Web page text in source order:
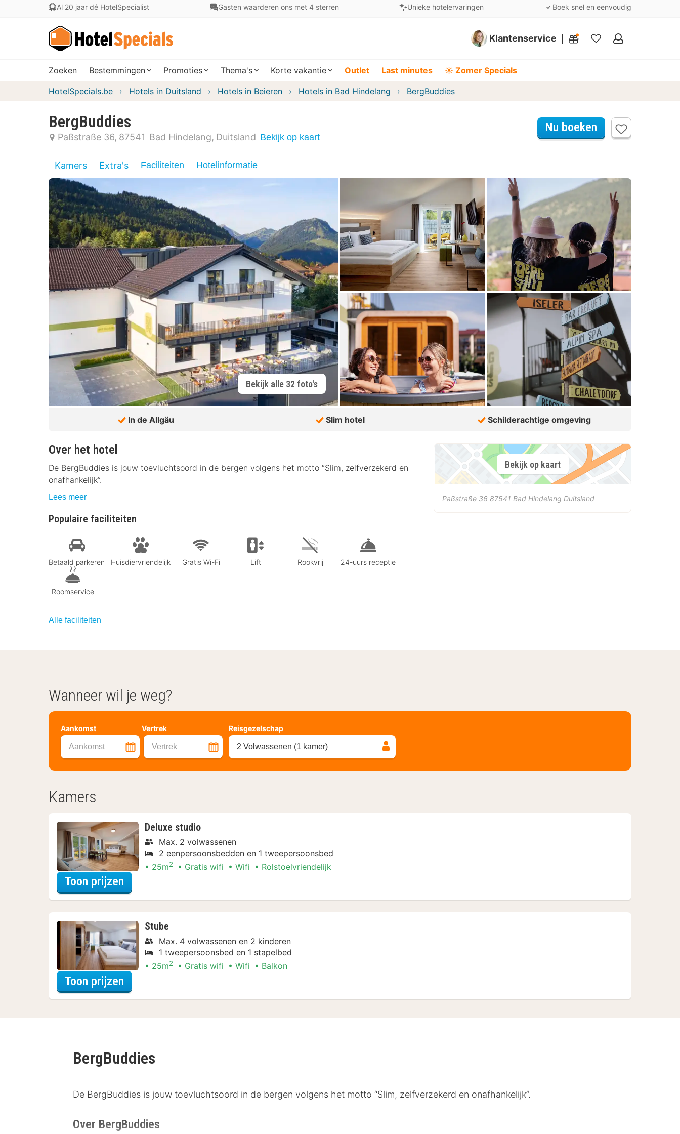
Al 20 jaar dé HotelSpecialist Gasten waarderen ons met 4 sterren Unieke hotelervaringen Boek snel en eenvoudig
Klantenservice
Mijn
Zoeken Bestemmingen Promoties Thema's Korte vakantie Outlet Last minutes ☀️ Zomer Specials
HotelSpecials.be Hotels in Duitsland Hotels in Beieren Hotels in Bad Hindelang BergBuddies
BergBuddies
Paßstraße 36 87541 Bad Hindelang Duitsland Bekijk op kaart
Nu boeken
Kamers Extra's Faciliteiten Hotelinformatie
Bekijk alle 32 foto's
In de Allgäu Slim hotel Schilderachtige omgeving
Over het hotel
De BergBuddies is jouw toevluchtsoord in de bergen volgens het motto “Slim, zelfverzekerd en
onafhankelijk”.
Lees meer
Populaire faciliteiten
Betaald parkeren Huisdiervriendelijk Gratis Wi-Fi Lift Rookvrij 24-uurs receptie
Roomservice
Alle faciliteiten
Bekijk op kaart
Paßstraße 36 87541 Bad Hindelang Duitsland
Wanneer wil je weg?
Aankomst Vertrek
Aankomst Vertrek
Reisgezelschap
2 Volwassenen (1 kamer)
Kamers
Deluxe studio
Max. 2 volwassenen
2 eenpersoonsbedden en 1 tweepersoonsbed
25m2 Gratis wifi Wifi Rolstoelvriendelijk
Toon prijzen
Stube
Max. 4 volwassenen en 2 kinderen
1 tweepersoonsbed en 1 stapelbed
25m2 Gratis wifi Wifi Balkon
Toon prijzen
BergBuddies
De BergBuddies is jouw toevluchtsoord in de bergen volgens het motto “Slim, zelfverzekerd en onafhankelijk”.
Over BergBuddies